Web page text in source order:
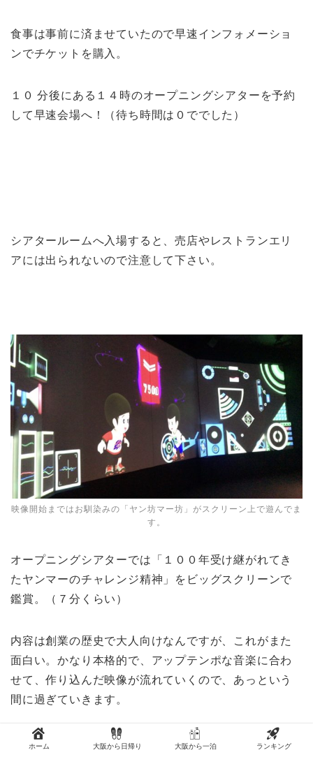
食事は事前に済ませていたので早速インフォメーショ
ンでチケットを購入。
１０ 分後にある１４時のオープニングシアターを予約
して早速会場へ！（待ち時間は０ででした）
シアタールームへ入場すると、売店やレストランエリ
アには出られないので注意して下さい。
映像開始まではお馴染みの「ヤン坊マー坊」がスクリーン上で遊んでま
す。
オープニングシアターでは「１００年受け継がれてき
たヤンマーのチャレンジ精神」をビッグスクリーンで
鑑賞。（７分くらい）
内容は創業の歴史で大人向けなんですが、これがまた
面白い。かなり本格的で、アップテンポな音楽に合わ
せて、作り込んだ映像が流れていくので、あっという
間に過ぎていきます。
そして、終わりと同時に、、、この続きは実際に楽し
ホーム 大阪から日帰り 大阪から一泊 ランキング